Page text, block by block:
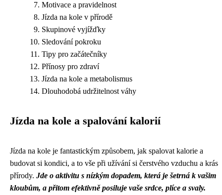
Motivace a pravidelnost
Jízda na kole v přírodě
Skupinové vyjížďky
Sledování pokroku
Tipy pro začátečníky
Přínosy pro zdraví
Jízda na kole a metabolismus
Dlouhodobá udržitelnost váhy
Jízda na kole a spalování kalorií
Jízda na kole je fantastickým způsobem, jak spalovat kalorie a
budovat si kondici, a to vše při užívání si čerstvého vzduchu a krás
přírody. Jde o aktivitu s nízkým dopadem, která je šetrná k vašim
kloubům, a přitom efektivně posiluje vaše srdce, plíce a svaly.